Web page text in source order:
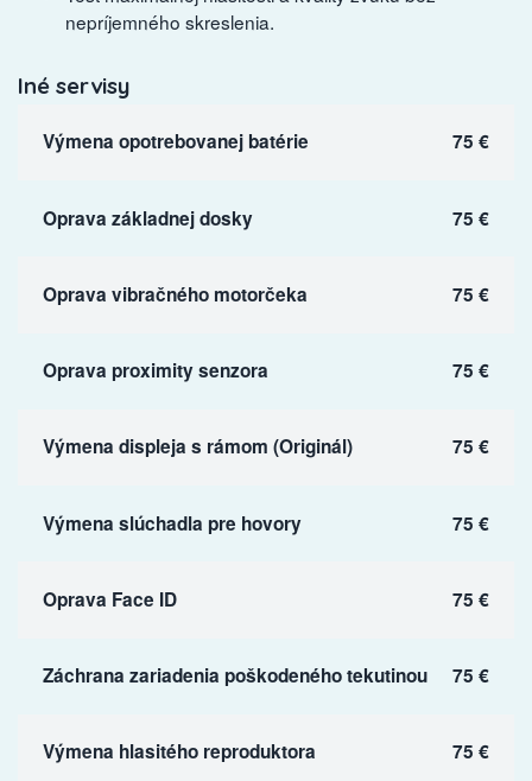
nepríjemného skreslenia.
Iné servisy
Výmena opotrebovanej batérie 75 €
Oprava základnej dosky 75 €
Oprava vibračného motorčeka 75 €
Oprava proximity senzora 75 €
Výmena displeja s rámom (Originál) 75 €
Výmena slúchadla pre hovory 75 €
Oprava Face ID 75 €
Záchrana zariadenia poškodeného tekutinou 75 €
Výmena hlasitého reproduktora 75 €